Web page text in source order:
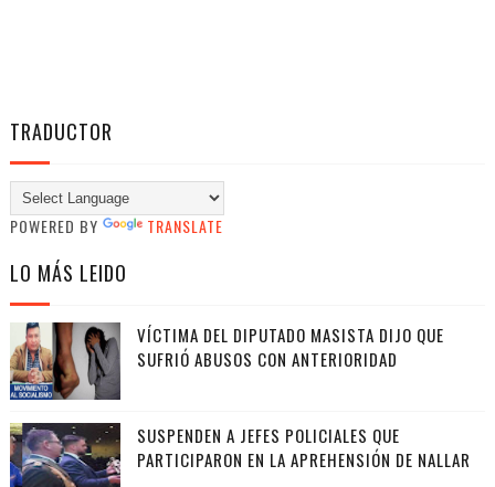
TRADUCTOR
POWERED BY TRANSLATE
LO MÁS LEIDO
VÍCTIMA DEL DIPUTADO MASISTA DIJO QUE
SUFRIÓ ABUSOS CON ANTERIORIDAD
SUSPENDEN A JEFES POLICIALES QUE
PARTICIPARON EN LA APREHENSIÓN DE NALLAR